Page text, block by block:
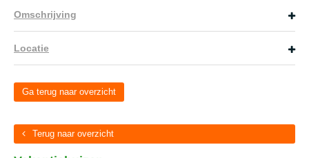
Omschrijving
Locatie
Ga terug naar overzicht
Terug naar overzicht